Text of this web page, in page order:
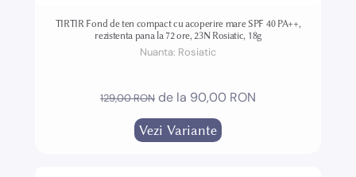
TIRTIR Fond de ten compact cu acoperire mare SPF 40 PA++,
rezistenta pana la 72 ore, 23N Rosiatic, 18g
Nuanta: Rosiatic
129,00 RON de la 90,00 RON
Vezi Variante